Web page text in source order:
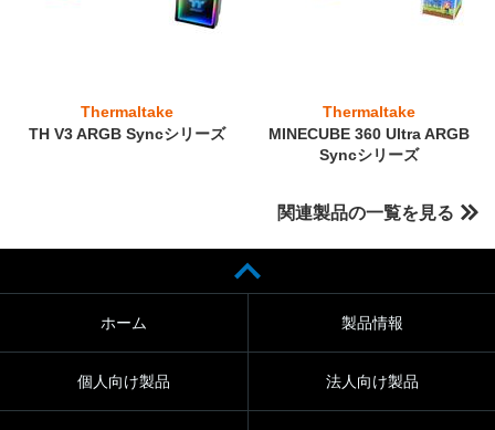
Thermaltake
TH V3 ARGB Syncシリーズ
Thermaltake
MINECUBE 360 Ultra ARGB
Syncシリーズ
関連製品の一覧を見る
ホーム 製品情報
個人向け製品 法人向け製品